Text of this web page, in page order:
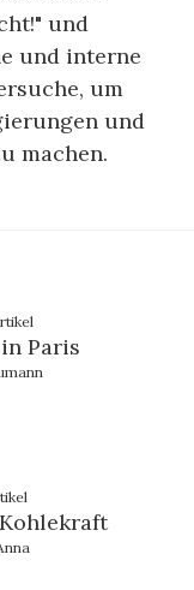
und
und interne
um
und
machen.
Paris